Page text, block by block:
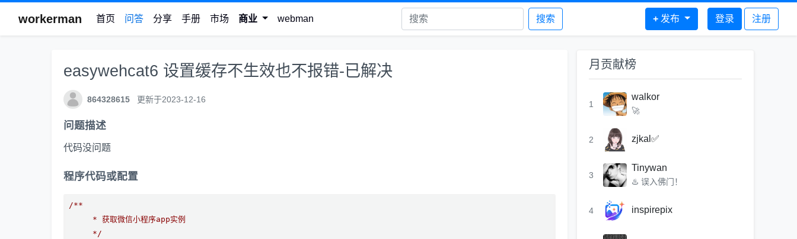
workerman 首页 问答 分享 手册 市场 商业 webman 搜索 + 发布 登录 注册
easywehcat6 设置缓存不生效也不报错-已解决
864328615 更新于2023-12-16
问题描述
代码没问题
程序代码或配置
/**
     * 获取微信小程序app实例
     */
月贡献榜
1
walkor
🚀
2 zjkal✅
3
Tinywan
♨️ 误入佛门！
4 inspirepix